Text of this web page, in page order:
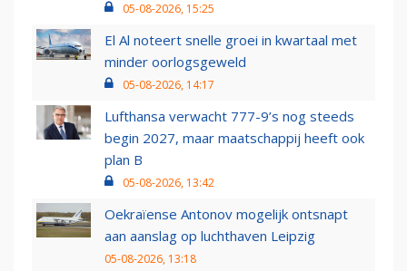
05-08-2026, 15:25
El Al noteert snelle groei in kwartaal met
minder oorlogsgeweld
05-08-2026, 14:17
Lufthansa verwacht 777-9’s nog steeds
begin 2027, maar maatschappij heeft ook
plan B
05-08-2026, 13:42
Oekraïense Antonov mogelijk ontsnapt
aan aanslag op luchthaven Leipzig
05-08-2026, 13:18